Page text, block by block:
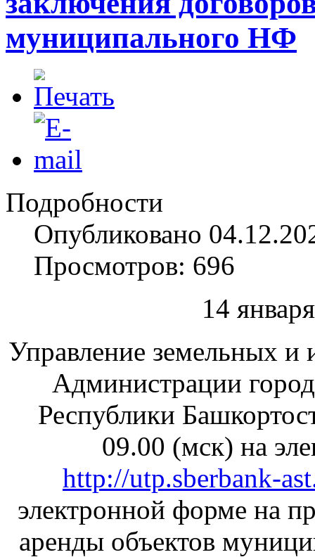
муниципального НФ
Подробности
Опубликовано
Просмотров: 696
14
Управление земельных
Администрации
Республики
09.00 (мск) на
http://utp.sberbank-
электронной форме на
аренды объектов